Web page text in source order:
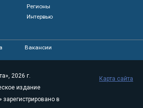
Регионы
Интервью
Вакансии
2026 г.
издание
зарегистрировано в
Карта сайта